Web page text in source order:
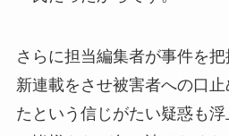
さらに担当編集者が事件を
新連載をさせ被害者への口
たという信じがたい疑惑も